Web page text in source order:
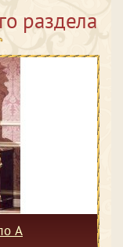
раздела
А